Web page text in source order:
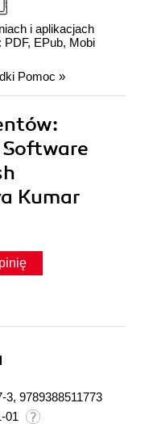
i aplikacjach
PDF, EPub, Mobi
Pomoc »
Kumar
3, 9789388511773
01